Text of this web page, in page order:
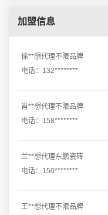
加盟信息
徐**想代理不限品牌
电话：132********
肖**想代理不限品牌
电话：158********
兰**想代理东鹏瓷砖
电话：150********
王**想代理不限品牌